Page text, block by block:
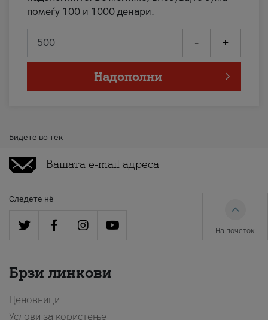
помеѓу 100 и 1000 денари.
- +
Надополни
Бидете во тек
Следете нè
На почеток
Брзи линкови
Ценовници
Услови за користење